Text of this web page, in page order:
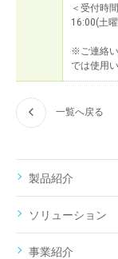
＜受付時
16:00(土
※ご連絡
では使用
一覧へ戻る
製品紹介
ソリューション
事業紹介